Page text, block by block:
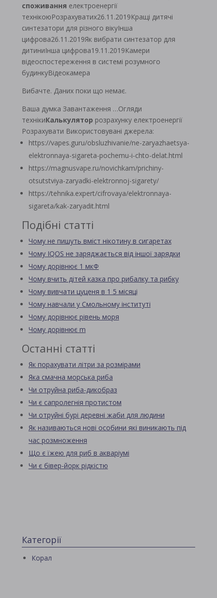
споживання електроенергії
технікоюРозрахуватиx26.11.2019Кращі дитячі
синтезатори для різного вікуІнша
цифрова26.11.2019Як вибрати синтезатор для
дитиниІнша цифрова19.11.2019Камери
відеоспостереження в системі розумного
будинкуВідеокамера
Вибачте. Даних поки що немає.
Ваша думка Завантаження …Огляди
технікиКалькулятор розрахунку електроенергії
Розрахувати Використовувані джерела:
https://vapes.guru/obsluzhivanie/ne-zaryazhaetsya-
elektronnaya-sigareta-pochemu-i-chto-delat.html
https://magnusvape.ru/novichkam/prichiny-
otsutstviya-zaryadki-elektronnoj-sigarety/
https://tehnika.expert/cifrovaya/elektronnaya-
sigareta/kak-zaryadit.html
Подібні статті
Чому не пишуть вміст нікотину в сигаретах
Чому IQOS не заряджається від іншої зарядки
Чому дорівнює 1 мкФ
Чому вчить дітей казка про рибалку та рибку
Чому вивчати цуценя в 1 5 місяці
Чому навчали у Смольному інституті
Чому дорівнює рівень моря
Чому дорівнює m
Останні статті
Як порахувати літри за розмірами
Яка смачна морська риба
Чи отруйна риба-дикобраз
Чи є сапролегнія протистом
Чи отруйні бурі деревні жаби для людини
Як називаються нові особини які виникають під
час розмноження
Що є їжею для риб в акваріумі
Чи є бівер-йорк рідкістю
Категорії
Корал